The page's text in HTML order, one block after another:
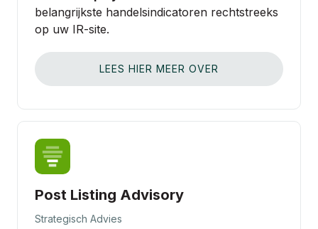
belangrijkste handelsindicatoren rechtstreeks
op uw IR‑site.
LEES HIER MEER OVER
Post Listing Advisory
Strategisch Advies